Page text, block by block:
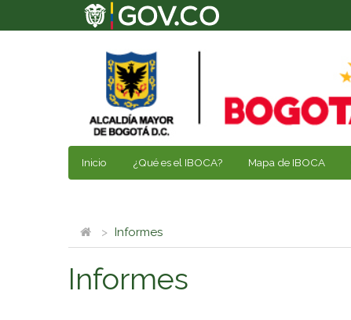
Inicio ¿Qué es el IBOCA? Mapa de IBOCA
Informes
Informes